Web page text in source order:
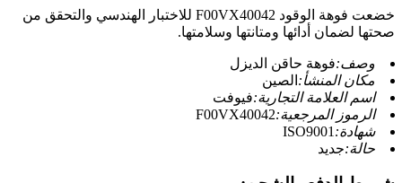
خضعت فوهة الوقود F00VX40042 للاختبار الهندسي والتحقق من
صحتها لضمان أدائها ومتانتها وسلامتها.
وصف:فوهة حاقن الديزل
مكان المنشأ: الصين
اسم العلامة التجارية:فيوفت
الرموز المرجعية:F00VX40042
شهادة: ISO9001
حالة:جديد